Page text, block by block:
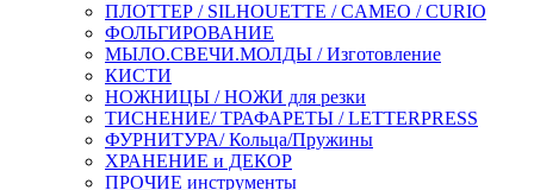
ПЛОТТЕР / SILHOUETTE / CAMEO / CURIO
ФОЛЬГИРОВАНИЕ
МЫЛО.СВЕЧИ.МОЛДЫ / Изготовление
КИСТИ
НОЖНИЦЫ / НОЖИ для резки
ТИСНЕНИЕ/ ТРАФАРЕТЫ / LETTERPRESS
ФУРНИТУРА/ Кольца/Пружины
ХРАНЕНИЕ и ДЕКОР
ПРОЧИЕ инструменты